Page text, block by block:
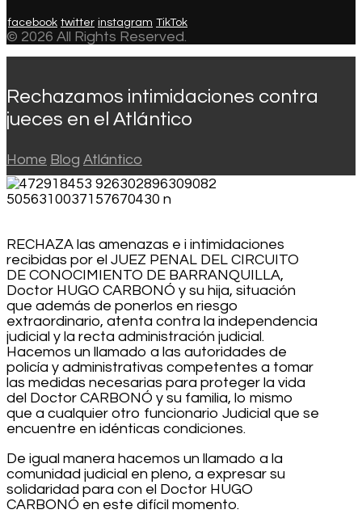
facebook twitter instagram TikTok
© 2026 All Rights Reserved.
Rechazamos intimidaciones contra
jueces en el Atlántico
Home Blog Atlántico
RECHAZA las amenazas e i intimidaciones
recibidas por el JUEZ PENAL DEL CIRCUITO
DE CONOCIMIENTO DE BARRANQUILLA,
Doctor HUGO CARBONÓ y su hija, situación
que además de ponerlos en riesgo
extraordinario, atenta contra la independencia
judicial y la recta administración judicial.
Hacemos un llamado a las autoridades de
policía y administrativas competentes a tomar
las medidas necesarias para proteger la vida
del Doctor CARBONÓ y su familia, lo mismo
que a cualquier otro funcionario Judicial que se
encuentre en idénticas condiciones.
De igual manera hacemos un llamado a la
comunidad judicial en pleno, a expresar su
solidaridad para con el Doctor HUGO
CARBONÓ en este difícil momento.